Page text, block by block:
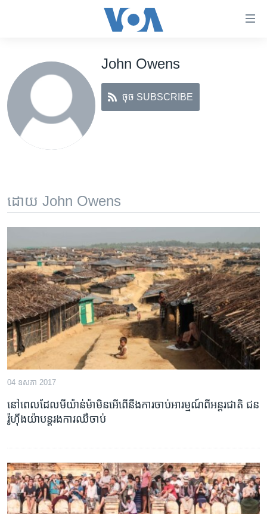
ទាក់ទង
រំលង​
និង​
ចូល​
ទៅ​​
រំលង​
និង​
ចូល​
ទំព័រ​
រចនា
សម្ព័ន្ធ​
រំលង​
និង​
ចូល​
ទៅ​
កាន់​
ទំព័រ​
ស្វែង​
អន្តរជាតិ
អាមេរិក
ចិន
ហេឡូវីអូអេ
ទូរទស្សន៍ / វីដេអូ​
កម្មវិធីទាំងអស់
Khmer English
បណ្តាញ​សង្គម
John Owens
ចុច SUBSCRIBE
ដោយ John Owens
04 ឧសភា 2017
នៅ​ពេល​ដែល​មីយ៉ាន់ម៉ា​មិន​អើ​ពើ​នឹង​ការ​ចាប់​អារម្មណ៍​ពី​អន្តរជាតិ ជន​
រ៉ូហ៊ីងយ៉ា​បន្ត​រងការ​ឈឺ​ចាប់